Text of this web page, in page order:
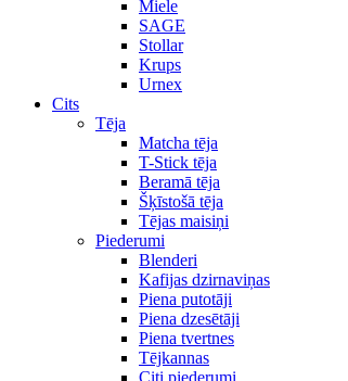
Miele
SAGE
Stollar
Krups
Urnex
Cits
Tēja
Matcha tēja
T-Stick tēja
Beramā tēja
Šķīstošā tēja
Tējas maisiņi
Piederumi
Blenderi
Kafijas dzirnaviņas
Piena putotāji
Piena dzesētāji
Piena tvertnes
Tējkannas
Citi piederumi